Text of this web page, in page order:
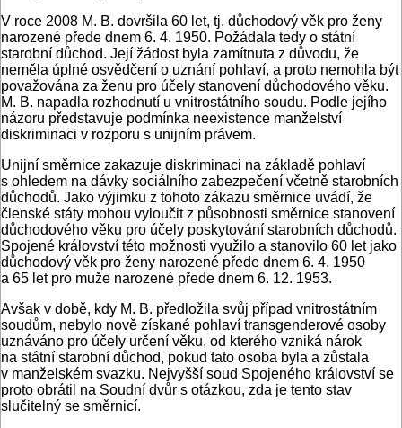
V roce 2008 M. B. dovršila 60 let, tj. důchodový věk pro ženy
narozené přede dnem 6. 4. 1950. Požádala tedy o státní
starobní důchod. Její žádost byla zamítnuta z důvodu, že
neměla úplné osvědčení o uznání pohlaví, a proto nemohla být
považována za ženu pro účely stanovení důchodového věku.
M. B. napadla rozhodnutí u vnitrostátního soudu. Podle jejího
názoru představuje podmínka neexistence manželství
diskriminaci v rozporu s unijním právem.
Unijní směrnice zakazuje diskriminaci na základě pohlaví
s ohledem na dávky sociálního zabezpečení včetně starobních
důchodů. Jako výjimku z tohoto zákazu směrnice uvádí, že
členské státy mohou vyloučit z působnosti směrnice stanovení
důchodového věku pro účely poskytování starobních důchodů.
Spojené království této možnosti využilo a stanovilo 60 let jako
důchodový věk pro ženy narozené přede dnem 6. 4. 1950
a 65 let pro muže narozené přede dnem 6. 12. 1953.
Avšak v době, kdy M. B. předložila svůj případ vnitrostátním
soudům, nebylo nově získané pohlaví transgenderové osoby
uznáváno pro účely určení věku, od kterého vzniká nárok
na státní starobní důchod, pokud tato osoba byla a zůstala
v manželském svazku. Nejvyšší soud Spojeného království se
proto obrátil na Soudní dvůr s otázkou, zda je tento stav
slučitelný se směrnicí.